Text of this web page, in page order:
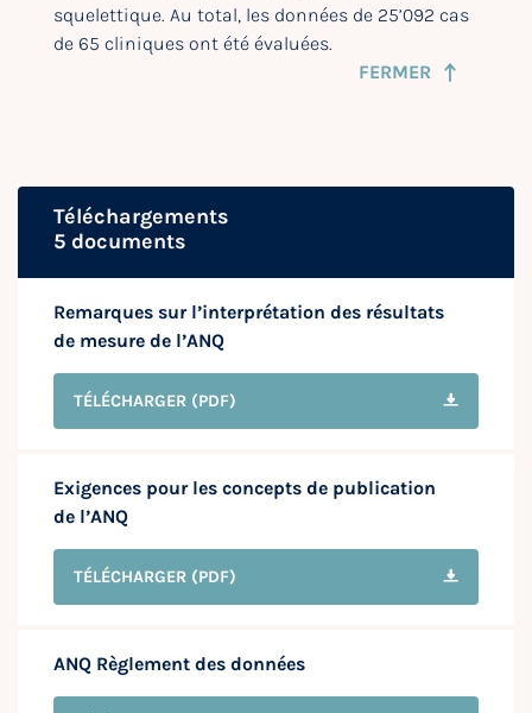
squelettique. Au total, les données de 25’092 cas
de 65 cliniques ont été évaluées.
FERMER
Téléchargements
5 documents
Remarques sur l’interprétation des résultats
de mesure de l’ANQ
TÉLÉCHARGER (PDF)
Exigences pour les concepts de publication
de l’ANQ
TÉLÉCHARGER (PDF)
ANQ Règlement des données